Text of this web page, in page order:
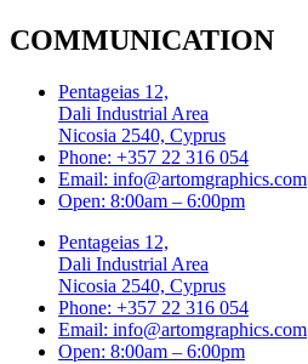
COMMUNICATION
Pentageias 12,
Dali Industrial Area
Nicosia 2540, Cyprus
Phone: +357 22 316 054
Email: info@artomgraphics.com
Open: 8:00am – 6:00pm
Pentageias 12,
Dali Industrial Area
Nicosia 2540, Cyprus
Phone: +357 22 316 054
Email: info@artomgraphics.com
Open: 8:00am – 6:00pm